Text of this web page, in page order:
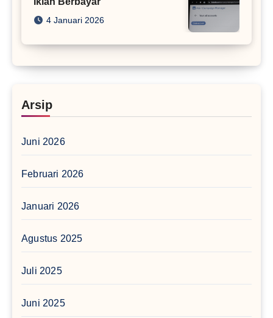
4 Januari 2026
Arsip
Juni 2026
Februari 2026
Januari 2026
Agustus 2025
Juli 2025
Juni 2025